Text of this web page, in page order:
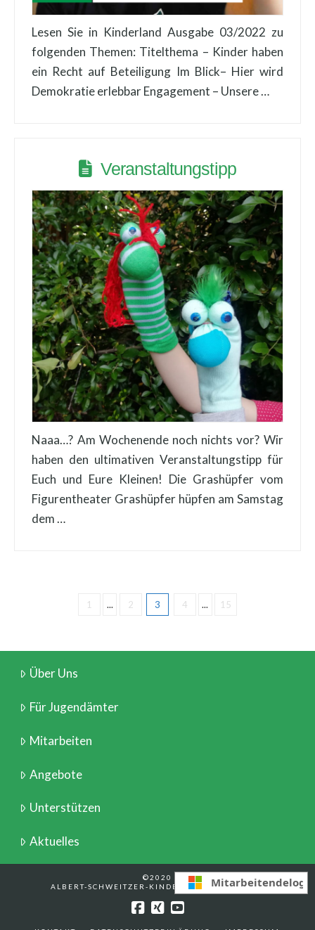
Lesen Sie in Kinderland Ausgabe 03/2022 zu
folgenden Themen: Titelthema – Kinder haben
ein Recht auf Beteiligung Im Blick– Hier wird
Demokratie erlebbar Engagement – Unsere …
Veranstaltungstipp
Naaa…? Am Wochenende noch nichts vor? Wir
haben den ultimativen Veranstaltungstipp für
Euch und Eure Kleinen! Die Grashüpfer vom
Figurentheater Grashüpfer hüpfen am Samstag
dem …
1 ... 2 3 4 ... 15
Über Uns
Für Jugendämter
Mitarbeiten
Angebote
Unterstützen
Aktuelles
©2020
ALBERT-SCHWEITZER-KINDERDORF BERLIN E.V.